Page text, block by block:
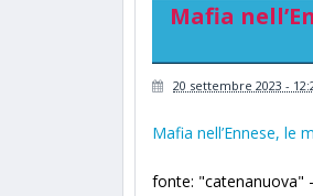
Mafia
20 settembre 2023 -
Mafia nell’Ennese, le
fonte: "catenanuova"